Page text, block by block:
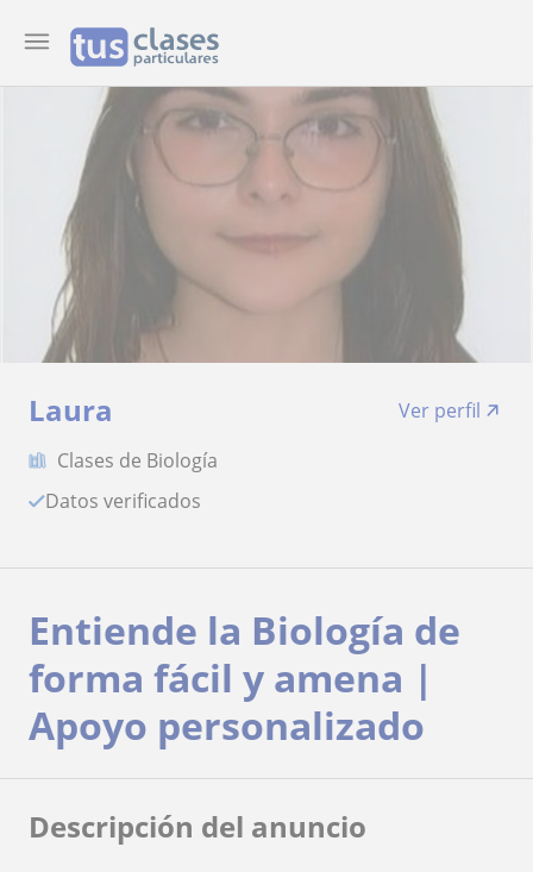
Laura
Ver perfil
Clases de Biología
Datos verificados
Entiende la Biología de
forma fácil y amena |
Apoyo personalizado
Descripción del anuncio